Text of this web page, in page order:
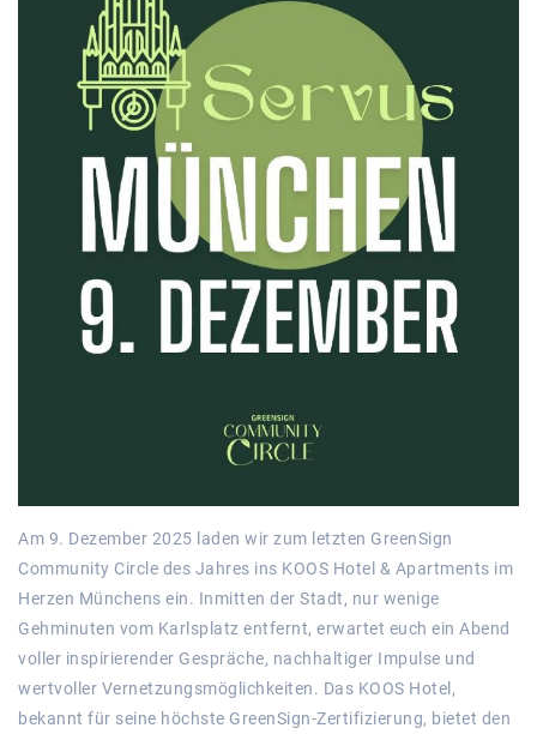
Am 9. Dezember 2025 laden wir zum letzten GreenSign
Community Circle des Jahres ins KOOS Hotel & Apartments im
Herzen Münchens ein. Inmitten der Stadt, nur wenige
Gehminuten vom Karlsplatz entfernt, erwartet euch ein Abend
voller inspirierender Gespräche, nachhaltiger Impulse und
wertvoller Vernetzungsmöglichkeiten. Das KOOS Hotel,
bekannt für seine höchste GreenSign-Zertifizierung, bietet den